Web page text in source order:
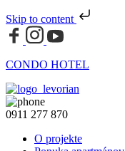
Skip to content
CONDO HOTEL
0911 277 870
O projekte